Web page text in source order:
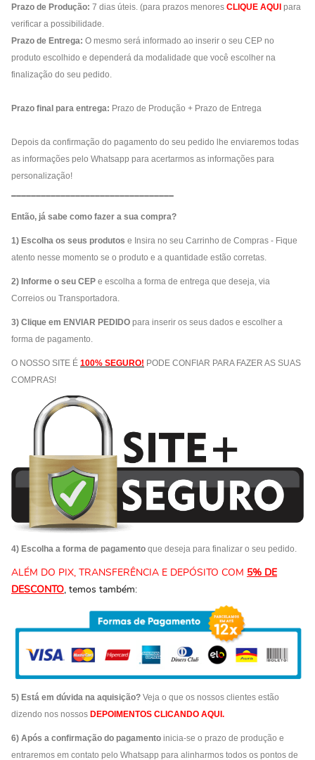
Prazo de Produção: 7 dias úteis. (para prazos menores CLIQUE AQUI para
verificar a possibilidade.
Prazo de Entrega: O mesmo será informado ao inserir o seu CEP no
produto escolhido e dependerá da modalidade que você escolher na
finalização do seu pedido.
Prazo final para entrega: Prazo de Produção + Prazo de Entrega
Depois da confirmação do pagamento do seu pedido lhe enviaremos todas
as informações pelo Whatsapp para acertarmos as informações para
personalização!
Então, já sabe como fazer a sua compra?
1) Escolha os seus produtos e Insira no seu Carrinho de Compras - Fique
atento nesse momento se o produto e a quantidade estão corretas.
2) Informe o seu CEP e escolha a forma de entrega que deseja, via
Correios ou Transportadora.
3) Clique em ENVIAR PEDIDO para inserir os seus dados e escolher a
forma de pagamento.
O NOSSO SITE É 100% SEGURO! PODE CONFIAR PARA FAZER AS SUAS
COMPRAS!
4) Escolha a forma de pagamento que deseja para finalizar o seu pedido.
ALÉM DO PIX, TRANSFERÊNCIA E DEPÓSITO COM 5% DE
DESCONTO, temos também:
5) Está em dúvida na aquisição? Veja o que os nossos clientes estão
dizendo nos nossos DEPOIMENTOS CLICANDO AQUI.
6) Após a confirmação do pagamento inicia-se o prazo de produção e
entraremos em contato pelo Whatsapp para alinharmos todos os pontos de